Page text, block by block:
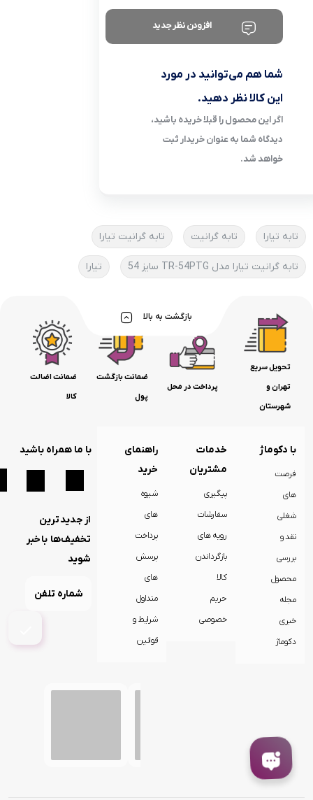
افزودن نظر جدید
شما هم می‌توانید در مورد
این کالا نظر دهید.
اگر این محصول را قبلا خریده باشید،
دیدگاه شما به عنوان خریدار ثبت
خواهد شد.
تابه تیارا تابه گرانیت تابه گرانیت تیارا
تابه گرانیت تیارا مدل TR-54PTG سایز 54 تیارا
بازگشت به بالا
تحویل سریع
تهران و
شهرستان
پرداخت در محل
ضمانت بازگشت
پول
ضمانت اضالت
کالا
با دکوماژ
فرصت
های
شغلی
نقد و
بررسی
محصول
مجله
خبری
دکوماژ
خدمات
مشتریان
پیگیری
سفارشات
رویه های
بازگرداندن
کالا
حریم
خصوصی
راهنمای
خرید
شیوه
های
پرداخت
پرسش
های
متداول
شرایط و
قوانین
با ما همراه باشید
از جدیدترین
تخفیف‌ها باخبر
شوید